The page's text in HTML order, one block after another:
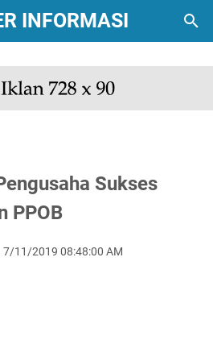
INFORMASI
Sukses
PPOB
7/11/2019 08:48:00 AM